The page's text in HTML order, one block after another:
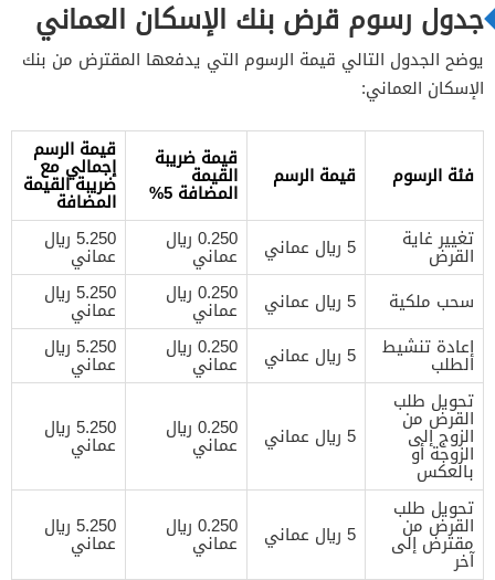
جدول رسوم قرض بنك الإسكان العماني
يوضح الجدول التالي قيمة الرسوم التي يدفعها المقترض من بنك
الإسكان العماني:
فئة الرسوم قيمة الرسم
قيمة ضريبة
القيمة
المضافة 5%
قيمة الرسم
إجمالي مع
ضريبة القيمة
المضافة
تغيير غاية
القرض 5 ريال عماني 0.250 ريال
عماني
5.250 ريال
عماني
سحب ملكية
5 ريال عماني 0.250 ريال
عماني
5.250 ريال
عماني
إعادة تنشيط
الطلب 5 ريال عماني 0.250 ريال
عماني
5.250 ريال
عماني
تحويل طلب
القرض من
الزوج إلى
الزوجة أو
بالعكس
5 ريال عماني 0.250 ريال
عماني
5.250 ريال
عماني
تحويل طلب
القرض من
مقترض إلى
آخر
5 ريال عماني 0.250 ريال
عماني
5.250 ريال
عماني